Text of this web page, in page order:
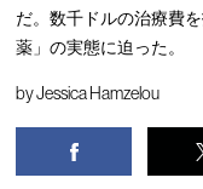
だ。数千ドルの治療費
薬」の実態に迫った。
byJessica Hamzelou